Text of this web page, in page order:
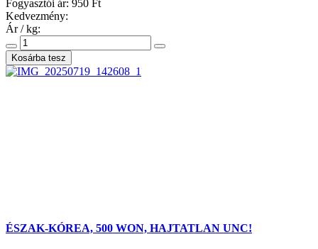
Fogyasztói ár: 950 Ft
Kedvezmény:
Ár / kg:
ÉSZAK-KÓREA, 500 WON, HAJTATLAN UNC!